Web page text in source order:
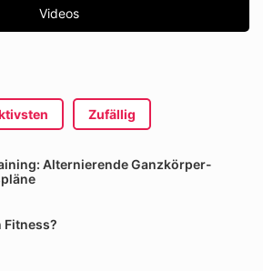
Videos
Zufällig
Alternierende Ganzkörper-
Fitness?